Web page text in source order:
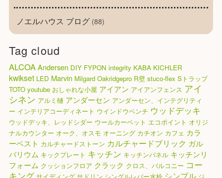
ノエルハウス ブログ(88)
Tag cloud
ALCOAAndersen DIY FYPON integrity KABA KICHLER
kwikset LED Marvin Milgard Oakridgepro R壁 stuco-flex Sトラップ
TOTO youtube おしゃれな小屋 アイアン アイアンフェンス アイ
シネン アルミ樋 アンダーセン アンダーセン、インテグリティ
ー インテリアコーディネート ウインドウベンチ ウッドデッキ
ウッドデッキ、レッドシダー ウールカーペット エコポイント オリジ
ナルカウンター オーク、オスモ オーニング カチオン カフェ カラ
ーベスト カルチャードストーン カルチャードブリック ガル
バリウム キックプレート キッチン キッチンパネル キッチンリ
フォーム クッションフロア クラック クロス、バルコニー コー
キング
シンプル